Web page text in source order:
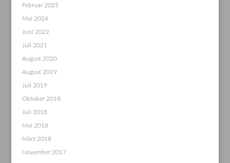
Februar 2025
Mai 2024
Juni 2022
Juli 2021
August 2020
August 2019
Juli 2019
Oktober 2018
Juli 2018
Mai 2018
März 2018
November 2017